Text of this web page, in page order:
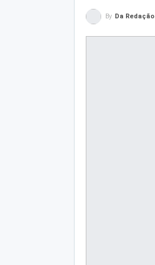
By Da Redação